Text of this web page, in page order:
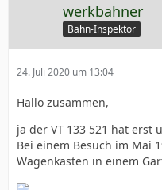
werkbahner
Bahn-Inspektor
24. Juli 2020 um 13:04
Hallo zusammen,
ja der VT 133 521 hat erst
Bei einem Besuch im Mai
Wagenkasten in einem